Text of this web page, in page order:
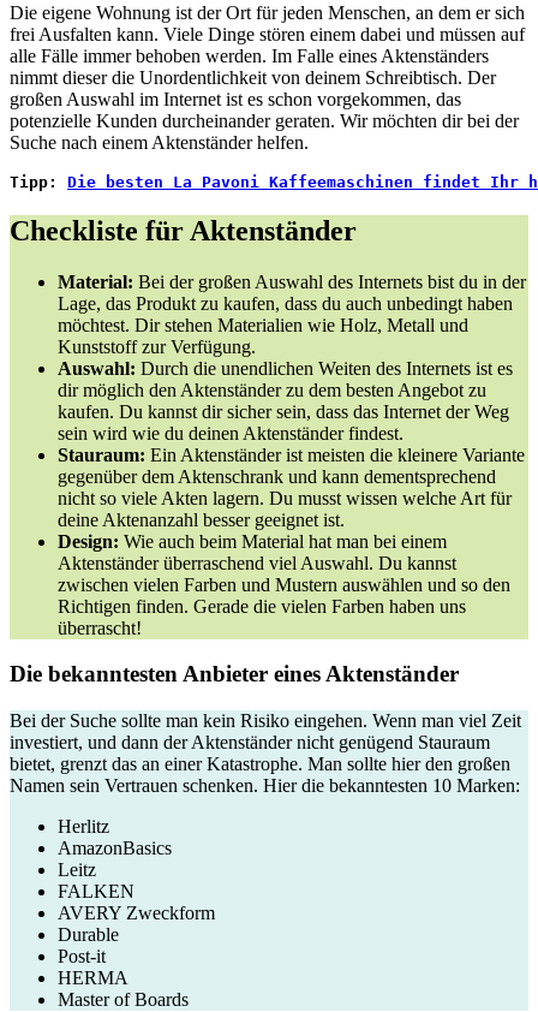
Die eigene Wohnung ist der Ort für jeden Menschen, an dem er sich
frei Ausfalten kann. Viele Dinge stören einem dabei und müssen auf
alle Fälle immer behoben werden. Im Falle eines Aktenständers
nimmt dieser die Unordentlichkeit von deinem Schreibtisch. Der
großen Auswahl im Internet ist es schon vorgekommen, das
potenzielle Kunden durcheinander geraten. Wir möchten dir bei der
Suche nach einem Aktenständer helfen.
Tipp: Die besten La Pavoni Kaffeemaschinen findet Ihr
Checkliste für Aktenständer
Material: Bei der großen Auswahl des Internets bist du in der
Lage, das Produkt zu kaufen, dass du auch unbedingt haben
möchtest. Dir stehen Materialien wie Holz, Metall und
Kunststoff zur Verfügung.
Auswahl: Durch die unendlichen Weiten des Internets ist es
dir möglich den Aktenständer zu dem besten Angebot zu
kaufen. Du kannst dir sicher sein, dass das Internet der Weg
sein wird wie du deinen Aktenständer findest.
Stauraum: Ein Aktenständer ist meisten die kleinere Variante
gegenüber dem Aktenschrank und kann dementsprechend
nicht so viele Akten lagern. Du musst wissen welche Art für
deine Aktenanzahl besser geeignet ist.
Design: Wie auch beim Material hat man bei einem
Aktenständer überraschend viel Auswahl. Du kannst
zwischen vielen Farben und Mustern auswählen und so den
Richtigen finden. Gerade die vielen Farben haben uns
überrascht!
Die bekanntesten Anbieter eines Aktenständer
Bei der Suche sollte man kein Risiko eingehen. Wenn man viel Zeit
investiert, und dann der Aktenständer nicht genügend Stauraum
bietet, grenzt das an einer Katastrophe. Man sollte hier den großen
Namen sein Vertrauen schenken. Hier die bekanntesten 10 Marken:
Herlitz
AmazonBasics
Leitz
FALKEN
AVERY Zweckform
Durable
Post-it
HERMA
Master of Boards